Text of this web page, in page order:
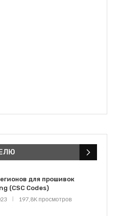
для прошивок
(CSC Codes)
197,8K просмотров